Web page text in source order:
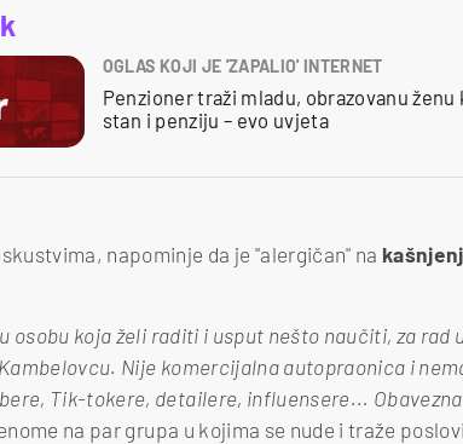
OGLAS KOJI JE 'ZAPALIO' INTERNET
Penzioner traži mladu, obrazovanu
stan i penziju – evo uvjeta
napominje da je "alergičan" na
osobu koja želi raditi i usput nešto naučiti, za
Nije komercijalna autopraonica i
Tik-tokere, detailere, influensere...
na par grupa u kojima se nude i traže